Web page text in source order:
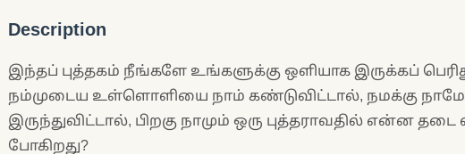
Description
இந்தப் புத்தகம் நீங்களே உங்களுக்கு ஒளியாக இருக்கப்
நம்முடைய உள்ளொளியை நாம் கண்டுவிட்டால், நமக்கு
இருந்துவிட்டால், பிறகு நாமும் ஒரு புத்தராவதில் என்ன தடை
போகிறது?